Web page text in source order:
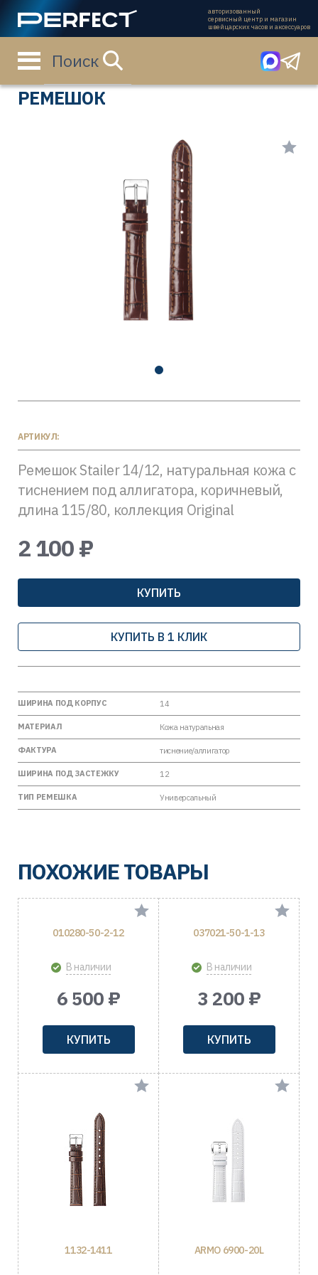
авторизованный
сервисный центр и магазин
швейцарских часов и аксессуаров
Поиск
Главная страница Каталог
РЕМЕШОК
АРТИКУЛ:
Ремешок Stailer 14/12, натуральная кожа с
тиснением под аллигатора, коричневый,
длина 115/80, коллекция Original
2 100 ₽
КУПИТЬ
КУПИТЬ В 1 КЛИК
ШИРИНА ПОД КОРПУС 14
МАТЕРИАЛ Кожа натуральная
ФАКТУРА тиснение/аллигатор
ШИРИНА ПОД ЗАСТЕЖКУ 12
ТИП РЕМЕШКА Универсальный
ПОХОЖИЕ ТОВАРЫ
010280-50-2-12
В наличии
6 500 ₽
КУПИТЬ
037021-50-1-13
В наличии
3 200 ₽
КУПИТЬ
1132-1411 ARMO 6900-20L